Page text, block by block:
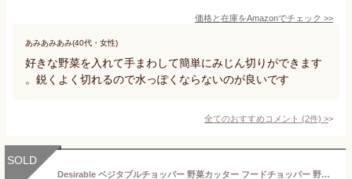
価格と在庫をAmazonでチェック >>
あみあみあみ(40代・女性)
好きな野菜を入れて手まわして簡単にみじん切りができます
。鋭くよく切れるので水っぽくならないのが良いです
全てのおすすめコメント (2件) >
SOLD
Desirable ベジタブルチョッパー 野菜カッター フードチョッパー 野菜チョッパー オニオンチョッパー 容器付き野菜チョッパー 野菜スライサー 野菜カッター マンドリンスライサー